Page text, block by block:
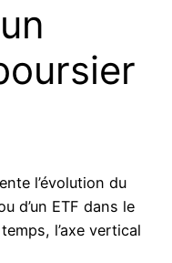
l’évolution du
d’un ETF dans le
l’axe vertical